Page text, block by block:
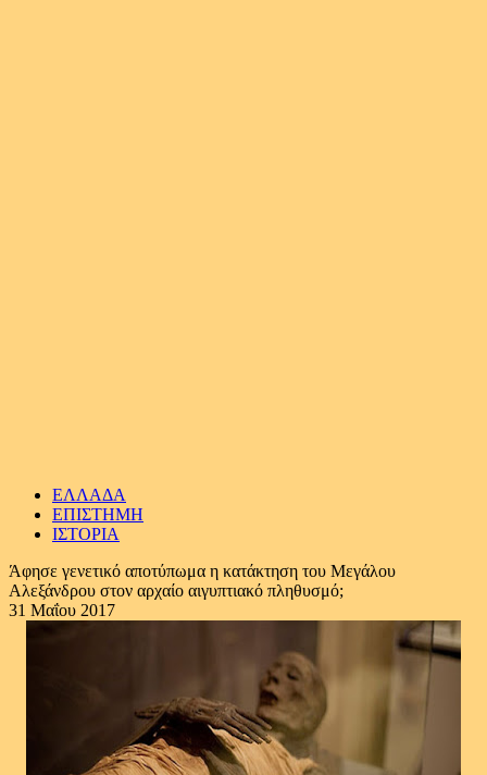
ΕΛΛΑΔΑ
ΕΠΙΣΤΗΜΗ
ΙΣΤΟΡΙΑ
Άφησε γενετικό αποτύπωμα η κατάκτηση του Μεγάλου
Αλεξάνδρου στον αρχαίο αιγυπτιακό πληθυσμό;
31 Μαΐου 2017